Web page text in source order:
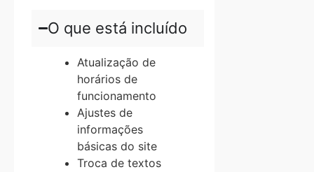
O que está incluído
Atualização de
horários de
funcionamento
Ajustes de
informações
básicas do site
Troca de textos